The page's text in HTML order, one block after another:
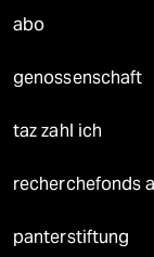
abo
genossenschaft
taz zahl ich
recherchefonds
panterstiftung